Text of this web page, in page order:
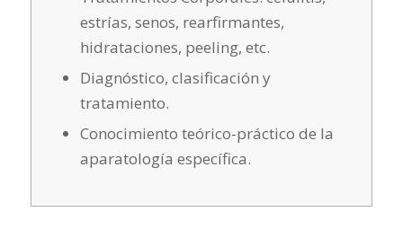
estrías, senos, rearfirmantes,
hidrataciones, peeling, etc.
Diagnóstico, clasificación y
tratamiento.
Conocimiento teórico-práctico de la
aparatología específica.